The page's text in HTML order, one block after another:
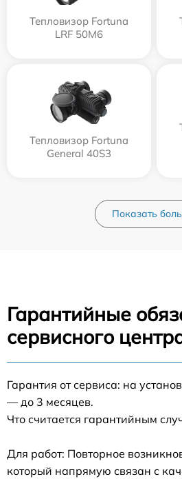
Тепловизор Fortuna
LRF 50M6
Тепловизор Fortuna
General 40S3
Показать
Гарантийные
сервисного
Гарантия от сервиса: на
— до 3 месяцев.
Что считается гарантийным
Для работ: Повторное
который напрямую связан с